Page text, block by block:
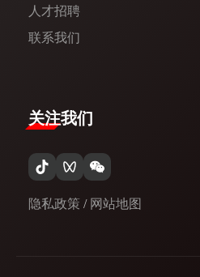
人才招聘
联系我们
关注我们
隐私政策 / 网站地图